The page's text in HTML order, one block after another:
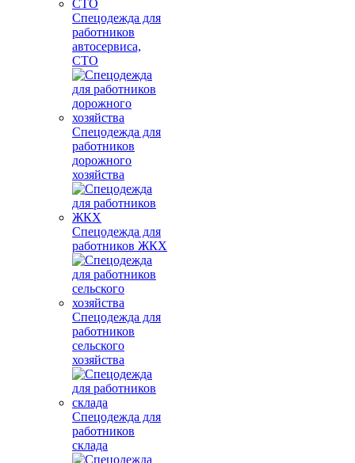
Спецодежда для
работников
автосервиса,
СТО
Спецодежда для
работников
дорожного
хозяйства
Спецодежда для
работников ЖКХ
Спецодежда для
работников
сельского
хозяйства
Спецодежда для
работников
склада